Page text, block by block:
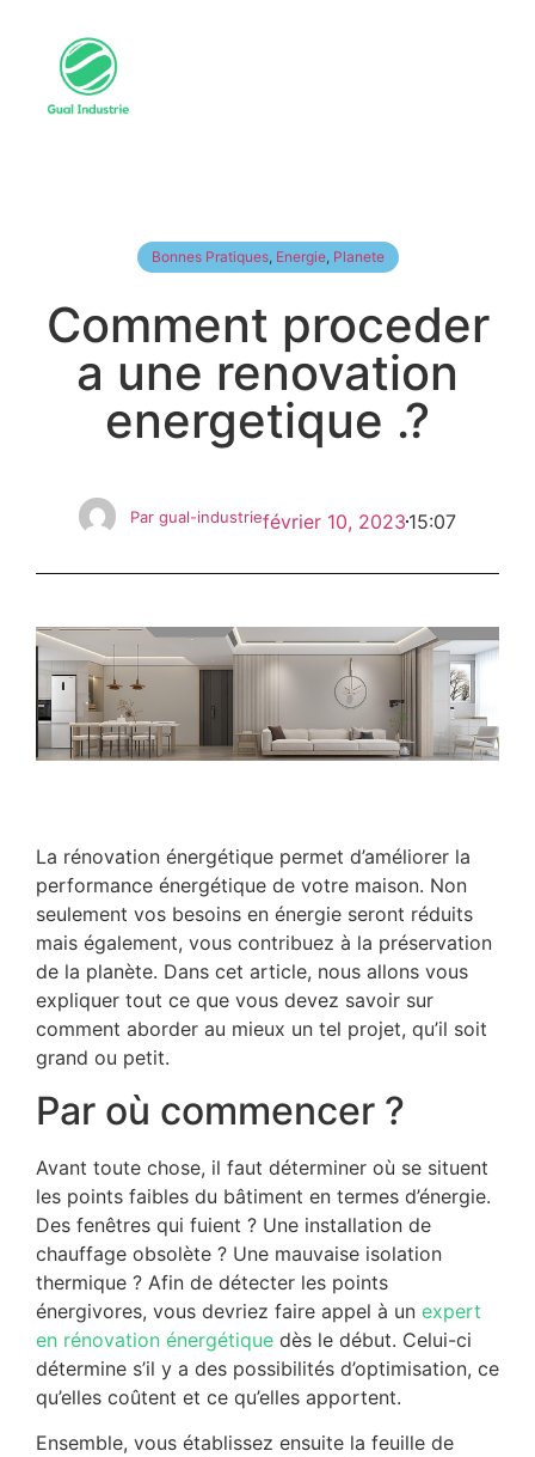
Bonnes Pratiques, Energie, Planete
Comment proceder
a une renovation
energetique .?
Par gual-industriefévrier 10, 2023 15:07
La rénovation énergétique permet d’améliorer la
performance énergétique de votre maison. Non
seulement vos besoins en énergie seront réduits
mais également, vous contribuez à la préservation
de la planète. Dans cet article, nous allons vous
expliquer tout ce que vous devez savoir sur
comment aborder au mieux un tel projet, qu’il soit
grand ou petit.
Par où commencer ?
Avant toute chose, il faut déterminer où se situent
les points faibles du bâtiment en termes d’énergie.
Des fenêtres qui fuient ? Une installation de
chauffage obsolète ? Une mauvaise isolation
thermique ? Afin de détecter les points
énergivores, vous devriez faire appel à un expert
en rénovation énergétique dès le début. Celui-ci
détermine s’il y a des possibilités d’optimisation, ce
qu’elles coûtent et ce qu’elles apportent.
Ensemble, vous établissez ensuite la feuille de